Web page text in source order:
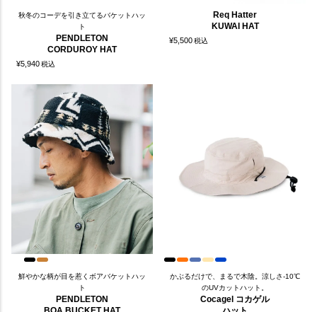
秋冬のコーデを引き立てるバケットハッ
ト
PENDLETON
CORDUROY HAT
¥5,940税込
Req Hatter
KUWAI HAT
¥5,500税込
鮮やかな柄が目を惹くボアバケットハッ
ト
PENDLETON
かぶるだけで、まるで木陰。涼しさ-10℃
のUVカットハット。
Cocagel コカゲル